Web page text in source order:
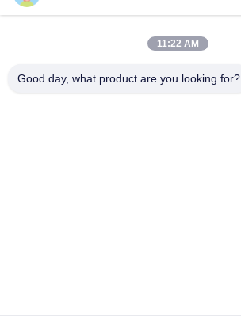
11:22 AM
Good day, what product are you looking for?